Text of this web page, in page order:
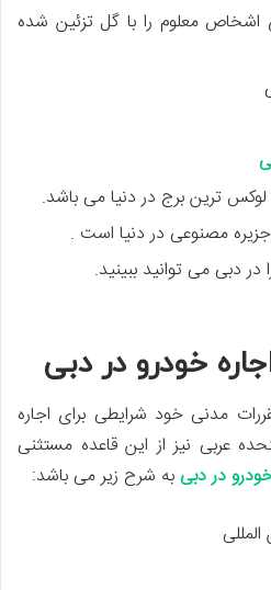
معلوم را با گل تزئین شده
لوکس ترین برج در دنیا می باشد.
جزیره مصنوعی در دنیا است .
در دبی می توانید ببینید.
خودرو در دبی
مدنی خود شرایطی برای اجاره
عربی نیز از این قاعده مستثنی
در دبیبه شرح زیر می باشد: